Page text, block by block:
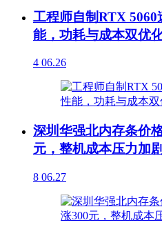
工程师自制RTX
能，功耗与成本双优
4 06.26
深圳华强北内存条价
元，整机成本压力加剧
8 06.27